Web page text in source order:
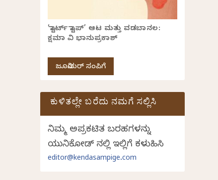
‘ಸ್ಟಾರ್ಟ್ ಸ್ಟಾಪ್’ ಆಟ ಮತ್ತು ವಡಬಾನಲ:
ಕ್ಷಮಾ ವಿ ಭಾನುಪ್ರಕಾಶ್
ಜೂನಿಯರ್ ಸಂಪಿಗೆ
ಕುಳಿತಲ್ಲೇ ಬರೆದು ನಮಗೆ ಸಲ್ಲಿಸಿ
ನಿಮ್ಮ ಅಪ್ರಕಟಿತ ಬರಹಗಳನ್ನು
ಯುನಿಕೋಡ್ ನಲ್ಲಿ ಇಲ್ಲಿಗೆ ಕಳುಹಿಸಿ
editor@kendasampige.com